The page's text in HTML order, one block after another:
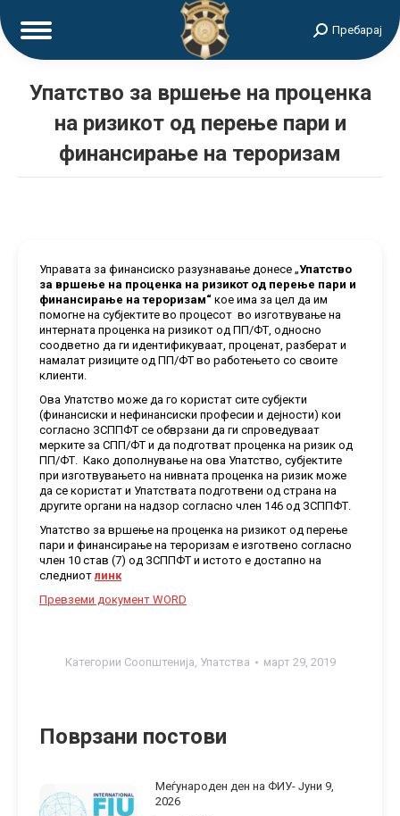
Search:Пребарај
Упатство за вршење на проценка
на ризикот од перење пари и
финансирање на тероризам
Управата за финансиско разузнавање донесе „Упатство
за вршење на проценка на ризикот од перење пари и
финансирање на тероризам“ кое има за цел да им
помогне на субјектите во процесот во изготвување на
интерната проценка на ризикот од ПП/ФТ, односно
соодветно да ги идентификуваат, проценат, разберат и
намалат ризиците од ПП/ФТ во работењето со своите
клиенти.
Ова Упатство може да го користат сите субјекти
(финансиски и нефинансиски професии и дејности) кои
согласно ЗСППФТ се обврзани да ги спроведуваат
мерките за СПП/ФТ и да подготват проценка на ризик од
ПП/ФТ. Како дополнување на ова Упатство, субјектите
при изготвувањето на нивната проценка на ризик може
да се користат и Упатствата подготвени од страна на
другите органи на надзор согласно член 146 од ЗСППФТ.
Упатство за вршење на проценка на ризикот од перење
пари и финансирање на тероризам е изготвено согласно
член 10 став (7) од ЗСППФТ и истото е достапно на
следниотлинк
Превземи документ WORD
Категории Соопштенија, Упатства март 29, 2019
Поврзани постови
Меѓународен ден на ФИУ- Jуни 9,
2026